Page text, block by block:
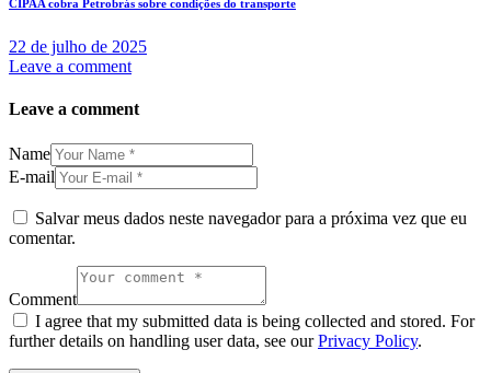
CIPAA cobra Petrobrás sobre condições do transporte
22 de julho de 2025
Leave a comment
Leave a comment
Name
E-mail
Salvar meus dados neste navegador para a próxima vez que eu
comentar.
Comment
I agree that my submitted data is being collected and stored. For
further details on handling user data, see ourPrivacy Policy.